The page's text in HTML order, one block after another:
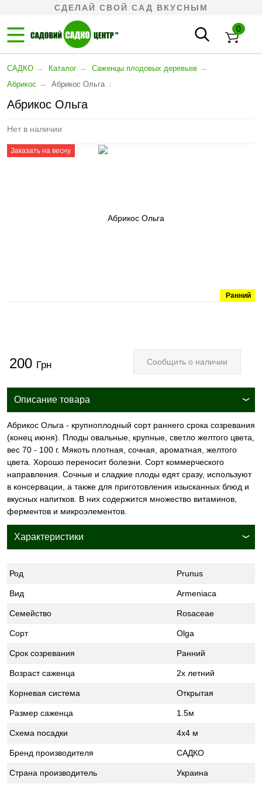
СДЕЛАЙ СВОЙ САД ВКУСНЫМ
0
САДКО → Каталог → Cаженцы плодовых деревьев →
Абрикос → Абрикос Ольга ↓
Абрикос Ольга
Нет в наличии
Заказать на весну
Ранний
200 Грн Сообщить о наличии
Описание товара
Абрикос Ольга - крупноплодный сорт раннего срока созревания
(конец июня). Плоды овальные, крупные, светло желтого цвета,
вес 70 - 100 г. Мякоть плотная, сочная, ароматная, желтого
цвета. Хорошо переносит болезни. Сорт коммерческого
направления. Сочные и сладкие плоды едят сразу, используют
в консервации, а также для приготовления изысканных блюд и
вкусных напитков. В них содержится множество витаминов,
ферментов и микроэлементов.
Характеристики
Род Prunus
Вид Armeniaca
Семейство Rosaceae
Сорт Olga
Срок созревания Ранний
Возраст саженца 2х летний
Корневая система Открытая
Размер саженца 1.5м
Схема посадки 4х4 м
Бренд производителя САДКО
Страна производитель Украина